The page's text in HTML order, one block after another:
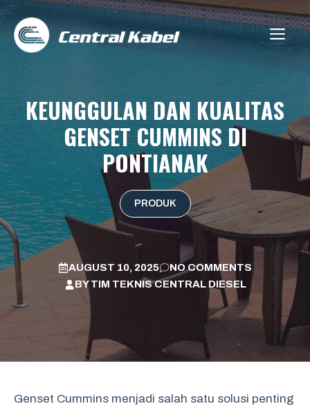
Skip
content
KEUNGGULAN DAN KUALITAS
GENSET CUMMINS DI
PONTIANAK
PRODUK
AUGUST 10, 2025
NO COMMENTS
BYTIM TEKNIS CENTRAL DIESEL
Genset Cummins menjadi salah satu solusi penting